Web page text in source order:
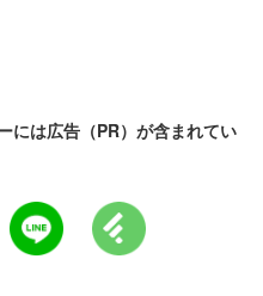
には広告（PR）が含まれてい